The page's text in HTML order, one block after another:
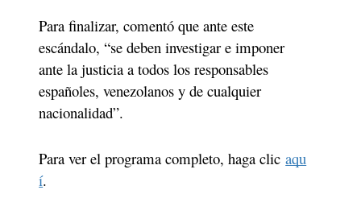
Para finalizar, comentó que ante este
escándalo, “se deben investigar e imponer
ante la justicia a todos los responsables
españoles, venezolanos y de cualquier
nacionalidad”.
Para ver el programa completo, haga clic aqu
í.